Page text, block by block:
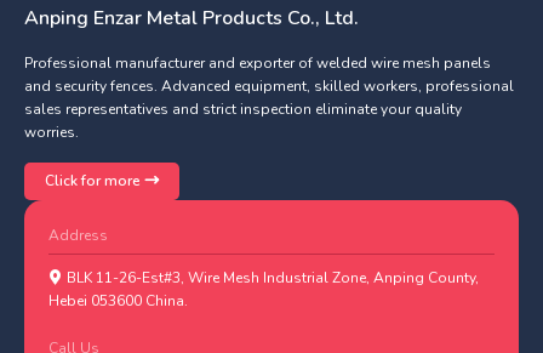
Anping Enzar Metal Products Co., Ltd.
Professional manufacturer and exporter of welded wire mesh panels
and security fences. Advanced equipment, skilled workers, professional
sales representatives and strict inspection eliminate your quality
worries.
Click for more
Address
BLK 11-26-Est#3, Wire Mesh Industrial Zone, Anping County,
Hebei 053600 China.
Call Us